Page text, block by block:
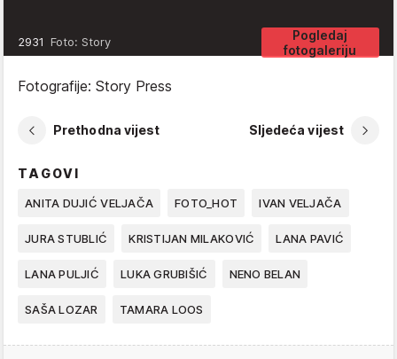
Pogledaj
fotogaleriju
2931 Foto: Story
Fotografije: Story Press
Prethodna vijest Sljedeća vijest
TAGOVI
ANITA DUJIĆ VELJAČA FOTO_HOT IVAN VELJAČA
JURA STUBLIĆ KRISTIJAN MILAKOVIĆ LANA PAVIĆ
LANA PULJIĆ LUKA GRUBIŠIĆ NENO BELAN
SAŠA LOZAR TAMARA LOOS